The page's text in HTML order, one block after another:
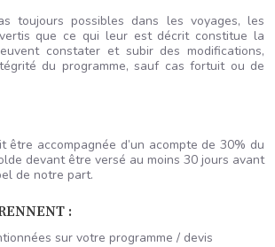
toujours possibles dans les voyages, les
que ce qui leur est décrit constitue la
constater et subir des modifications,
du programme, sauf cas fortuit ou de
être accompagnée d’un acompte de 30% du
devant être versé au moins 30 jours avant
de notre part.
:
sur votre programme / devis